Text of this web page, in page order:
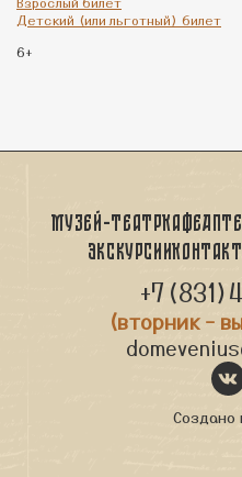
Детский (или льготный) билет
6+
Музей-театрКафе
Экскурсии
(вторник -
Создано